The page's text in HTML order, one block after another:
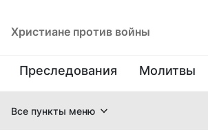
Христиане против войны
Преследования Молитвы
Все пункты меню